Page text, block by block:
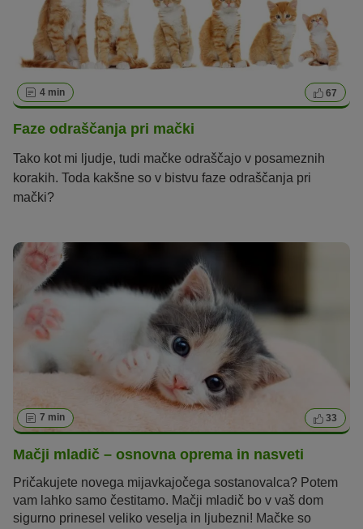
4 min 67
Faze odraščanja pri mački
Tako kot mi ljudje, tudi mačke odraščajo v posameznih
korakih. Toda kakšne so v bistvu faze odraščanja pri
mački?
7 min 33
Mačji mladič – osnovna oprema in nasveti
Pričakujete novega mijavkajočega sostanovalca? Potem
vam lahko samo čestitamo. Mačji mladič bo v vaš dom
sigurno prinesel veliko veselja in ljubezni! Mačke so